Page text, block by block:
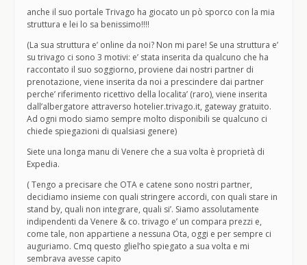
anche il suo portale Trivago ha giocato un pò sporco con la mia
struttura e lei lo sa benissimo!!!!
(La sua struttura e’ online da noi? Non mi pare! Se una struttura e’
su trivago ci sono 3 motivi: e’ stata inserita da qualcuno che ha
raccontato il suo soggiorno, proviene dai nostri partner di
prenotazione, viene inserita da noi a prescindere dai partner
perche’ riferimento ricettivo della localita’ (raro), viene inserita
dall’albergatore attraverso hotelier.trivago.it, gateway gratuito.
Ad ogni modo siamo sempre molto disponibili se qualcuno ci
chiede spiegazioni di qualsiasi genere)
Siete una longa manu di Venere che a sua volta è proprietà di
Expedia.
( Tengo a precisare che OTA e catene sono nostri partner,
decidiamo insieme con quali stringere accordi, con quali stare in
stand by, quali non integrare, quali si’. Siamo assolutamente
indipendenti da Venere & co. trivago e’ un compara prezzi e,
come tale, non appartiene a nessuna Ota, oggi e per sempre ci
auguriamo. Cmq questo gliel’ho spiegato a sua volta e mi
sembrava avesse capito